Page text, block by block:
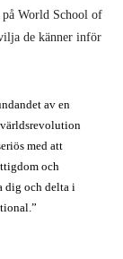
på World School of
de känner inför
av en
med att
och
dig och delta i